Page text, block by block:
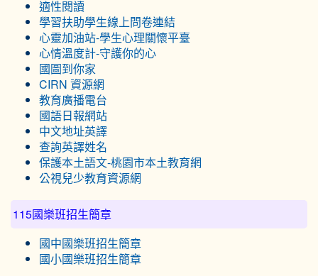
適性閱讀
學習扶助學生線上問卷連結
心靈加油站-學生心理關懷平臺
心情溫度計-守護你的心
國圖到你家
CIRN 資源網
教育廣播電台
國語日報網站
中文地址英譯
查詢英譯姓名
保護本土語文-桃園市本土教育網
公視兒少教育資源網
115國樂班招生簡章
國中國樂班招生簡章
國小國樂班招生簡章